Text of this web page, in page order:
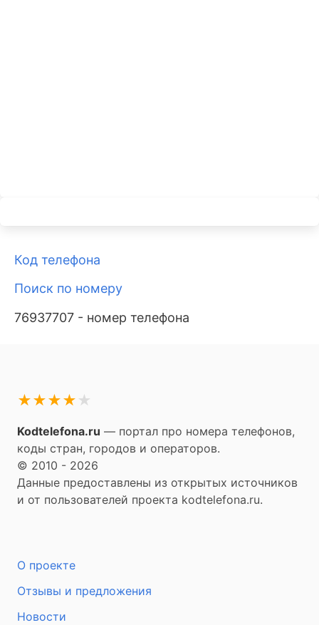
Код телефона
Поиск по номеру
76937707 - номер телефона
★
★
★
★
★
Kodtelefona.ru — портал про номера телефонов,
коды стран, городов и операторов.
© 2010 - 2026
Данные предоставлены из открытых источников
и от пользователей проекта kodtelefona.ru.
О проекте
Отзывы и предложения
Новости